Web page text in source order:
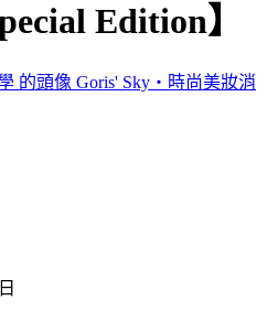
Edition】
Goris' Sky‧時尚美妝消